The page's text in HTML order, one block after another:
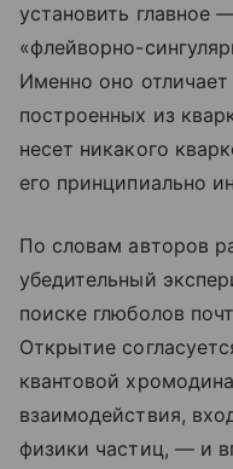
установить главное
«флейворно-
Именно оно
построенных из
несет никакого
его принципиально
По словам авторов
убедительный
поиске глюболов
Открытие
квантовой
взаимодействия,
физики частиц, — и